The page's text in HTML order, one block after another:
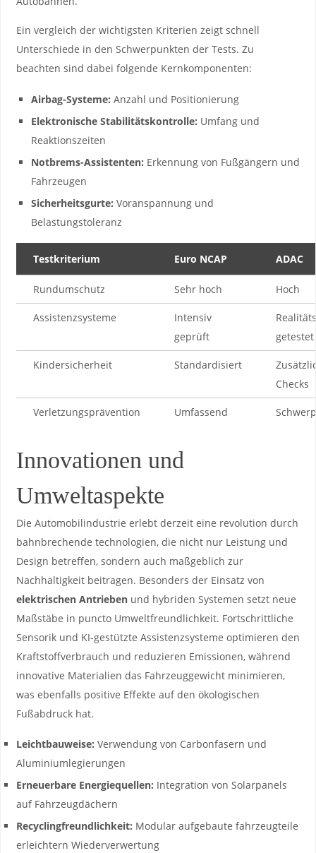
Ein ​vergleich der wichtigsten Kriterien zeigt schnell
Unterschiede in den ‍Schwerpunkten der Tests. Zu
beachten sind dabei folgende Kernkomponenten:
Airbag-Systeme: ‌Anzahl und Positionierung
Elektronische ⁢Stabilitätskontrolle: Umfang und
Reaktionszeiten
Notbrems-Assistenten: Erkennung ‍von Fußgängern und
Fahrzeugen
Sicherheitsgurte: Voranspannung und
Belastungstoleranz
Testkriterium Euro NCAP ADAC
Rundumschutz Sehr‌ hoch Hoch
Assistenzsysteme
Intensiv
geprüft
getestet
Kindersicherheit Standardisiert
Checks
Verletzungsprävention Umfassend
Innovationen und​
Umweltaspekte
Die Automobilindustrie ⁣erlebt‌ derzeit eine revolution durch
bahnbrechende technologien, die nicht nur Leistung und
Design betreffen, sondern ⁢auch maßgeblich zur ​
Nachhaltigkeit ​beitragen.‍ Besonders der Einsatz von
elektrischen Antriebenund hybriden ​Systemen ⁤setzt neue
⁢Maßstäbe in puncto Umweltfreundlichkeit. Fortschrittliche
Sensorik und KI-gestützte Assistenzsysteme optimieren ⁣den
Kraftstoffverbrauch und‌ reduzieren Emissionen, während
‍innovative Materialien ⁤das‍ Fahrzeuggewicht ⁢minimieren,
was ebenfalls‌ positive Effekte auf den⁢ ökologischen
Fußabdruck hat.
Leichtbauweise: Verwendung von Carbonfasern und⁤
Aluminiumlegierungen
Erneuerbare ⁢Energiequellen: Integration von Solarpanels​
auf Fahrzeugdächern
Recyclingfreundlichkeit: Modular aufgebaute fahrzeugteile
erleichtern Wiederverwertung